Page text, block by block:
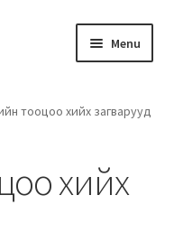
Menu
тооцоо хийх загварууд
хийх